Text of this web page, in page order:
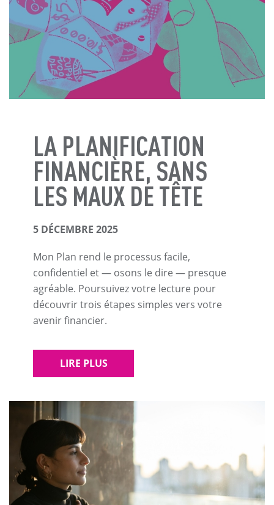
LA PLANIFICATION
FINANCIÈRE, SANS
LES MAUX DE TÊTE
5 DÉCEMBRE 2025
Mon Plan rend le processus facile,
confidentiel et — osons le dire — presque
agréable. Poursuivez votre lecture pour
découvrir trois étapes simples vers votre
avenir financier.
LIRE PLUS